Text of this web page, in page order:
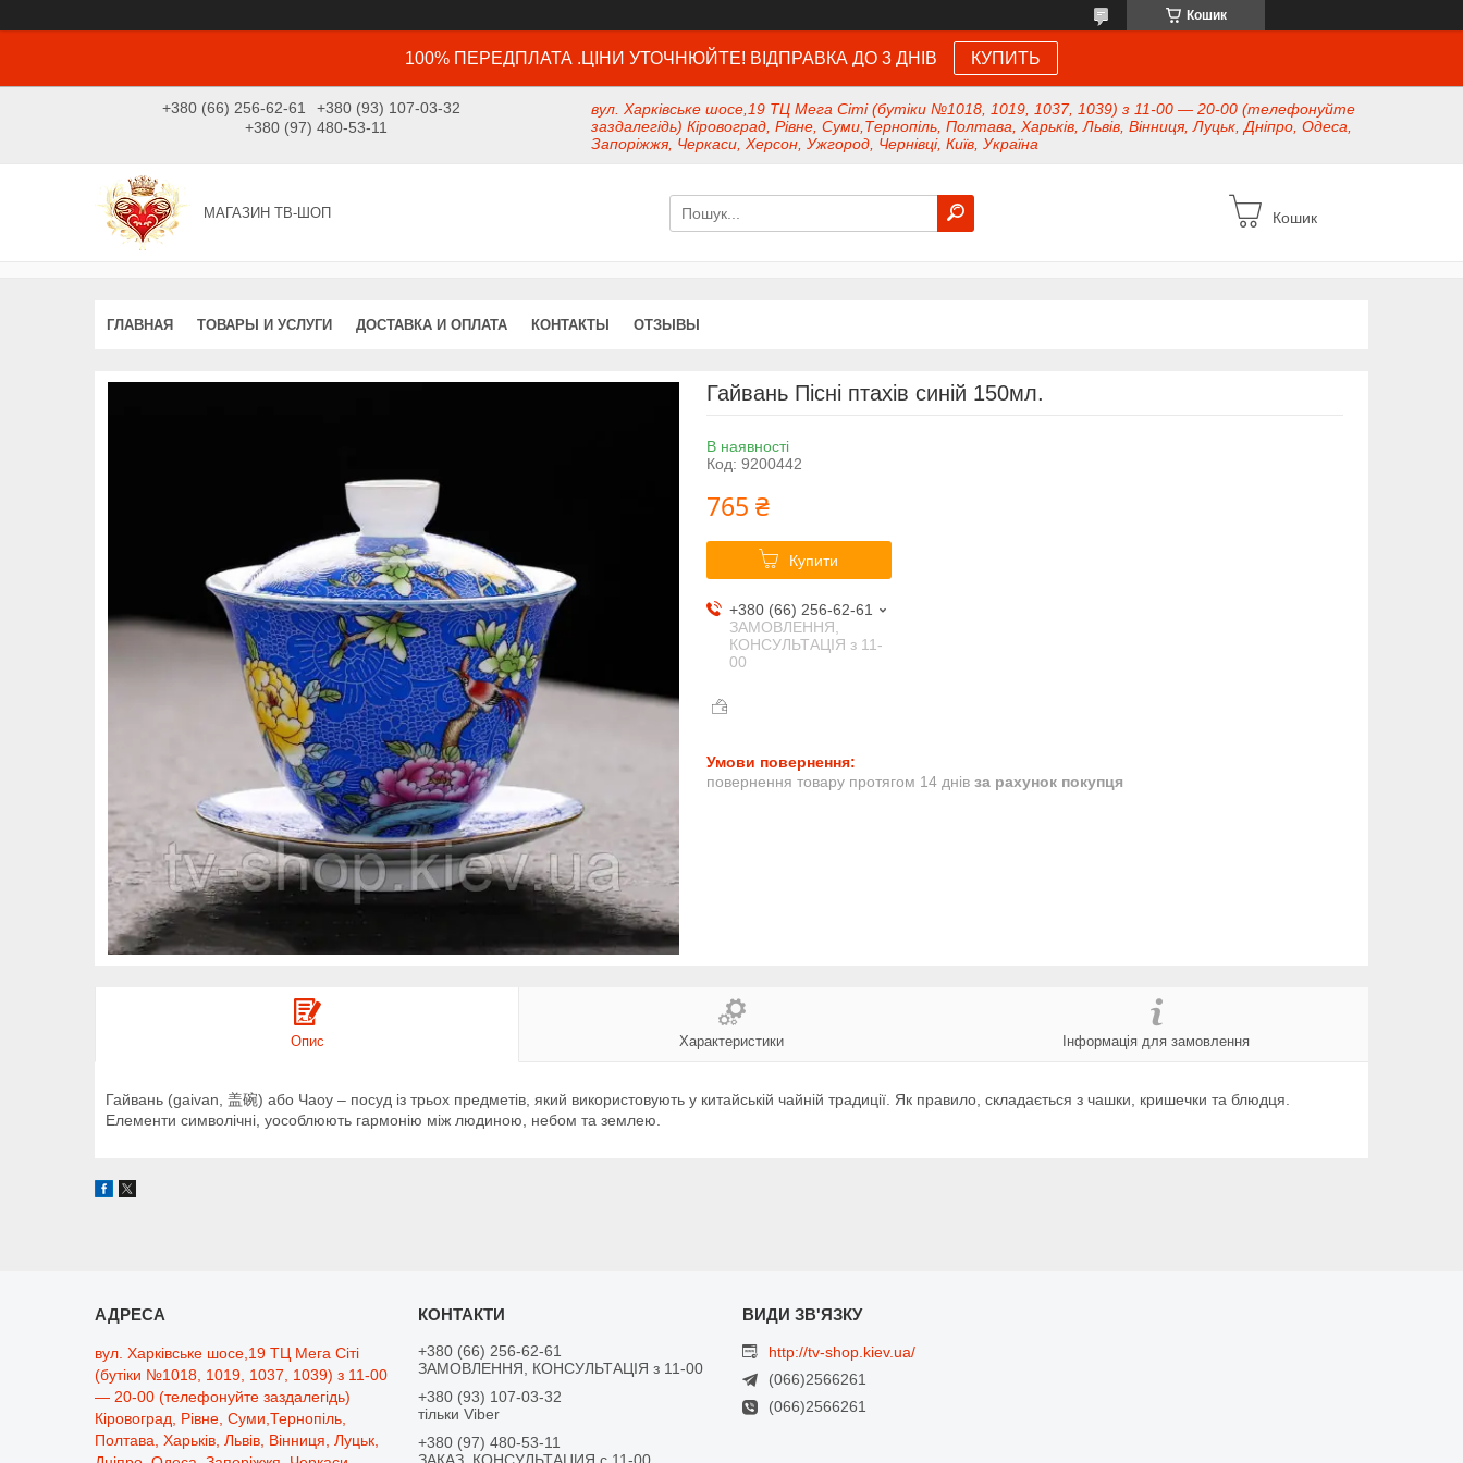
Кошик
100% ПЕРЕДПЛАТА .ЦІНИ УТОЧНЮЙТЕ! ВІДПРАВКА ДО 3 ДНІВ КУПИТЬ
+380 (66) 256-62-61
+380 (93) 107-03-32
+380 (97) 480-53-11
вул. Харківське шосе,19 ТЦ Мега Сіті (бутіки №1018, 1019, 1037, 1039) з 11-00 — 20-00 (телефонуйте
заздалегідь) Кіровоград, Рівне, Суми,Тернопіль, Полтава, Харьків, Львів, Вінниця, Луцьк, Дніпро, Одеса,
Запоріжжя, Черкаси, Херсон, Ужгород, Чернівці, Київ, Україна
МАГАЗИН ТВ-ШОП Кошик
ГЛАВНАЯ ТОВАРЫ И УСЛУГИ ДОСТАВКА И ОПЛАТА КОНТАКТЫ ОТЗЫВЫ
Гайвань Пісні птахів синій 150мл.
В наявності
Код: 9200442
765 ₴
Купити
+380 (66) 256-62-61
ЗАМОВЛЕННЯ,
КОНСУЛЬТАЦІЯ з 11-
00
повернення товару протягом 14 днів за рахунок покупця
Опис Характеристики Інформація для замовлення
Гайвань (gaivan, 盖碗) або Чаоу – посуд із трьох предметів, який використовують у китайській чайній традиції. Як правило, складається з чашки, кришечки та блюдця.
Елементи символічні, уособлюють гармонію між людиною, небом та землею.
вул. Харківське шосе,19 ТЦ Мега Сіті
(бутіки №1018, 1019, 1037, 1039) з 11-00
— 20-00 (телефонуйте заздалегідь)
Кіровоград, Рівне, Суми,Тернопіль,
Полтава, Харьків, Львів, Вінниця, Луцьк,
+380 (66) 256-62-61
ЗАМОВЛЕННЯ, КОНСУЛЬТАЦІЯ з 11-00
+380 (93) 107-03-32
тільки Viber
+380 (97) 480-53-11
http://tv-shop.kiev.ua/
(066)2566261
(066)2566261